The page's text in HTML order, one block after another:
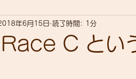
gruppo bici-okadaman
C とい
年6月15日 読了時間: 1分